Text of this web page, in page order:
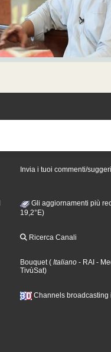
Invia i tuoi commenti/
Gli aggiornamenti più
19,2°E)
Ricerca Canali
Bouquet( Italiano - RAI -
TivùSat)
Channels broadcasting